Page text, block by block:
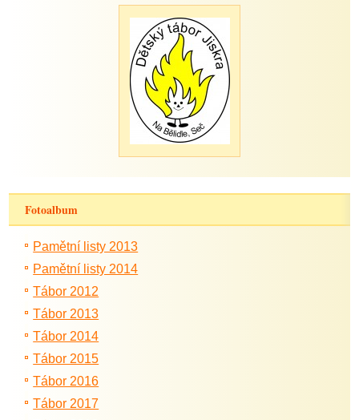
Fotoalbum
Pamětní listy 2013
Pamětní listy 2014
Tábor 2012
Tábor 2013
Tábor 2014
Tábor 2015
Tábor 2016
Tábor 2017